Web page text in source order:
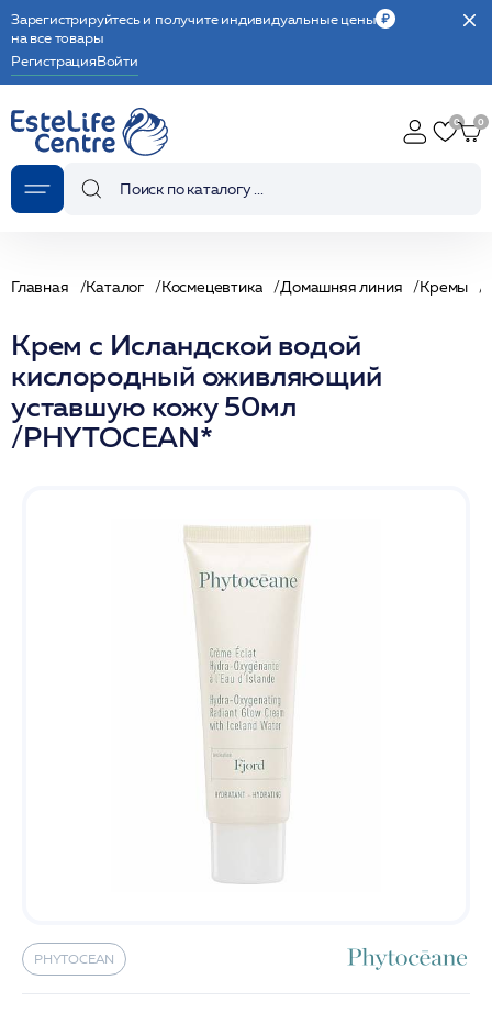
Зарегистрируйтесь и получите индивидуальные цены
на все товары
РегистрацияВойти
Главная Каталог Космецевтика Домашняя линия Кремы
Крем с Исландской водой
кислородный оживляющий
уставшую кожу 50мл
/PHYTOCEAN*
PHYTOCEAN